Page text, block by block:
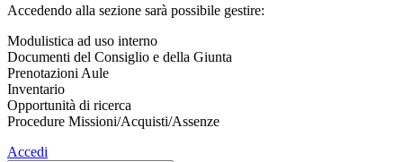
Accedendo alla sezione sarà possibile gestire:
Modulistica ad uso interno
Documenti del Consiglio e della Giunta
Prenotazioni Aule
Inventario
Opportunità di ricerca
Procedure Missioni/Acquisti/Assenze
Accedi